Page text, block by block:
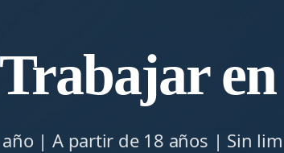
| A partir de 18 años | Sin